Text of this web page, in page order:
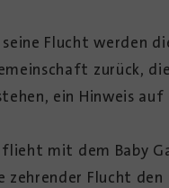
seine Flucht werden
zurück,
ein Hinweis
flieht mit dem Baby
zehrender Flucht den